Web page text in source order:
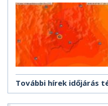
További hírek időjárás